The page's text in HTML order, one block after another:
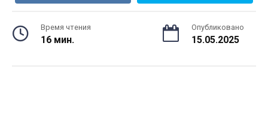
Время чтения
16 мин.
Опубликовано
15.05.2025